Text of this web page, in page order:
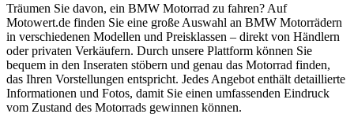
Träumen Sie davon, ein BMW Motorrad zu fahren? Auf
Motowert.de finden Sie eine große Auswahl an BMW Motorrädern
in verschiedenen Modellen und Preisklassen – direkt von Händlern
oder privaten Verkäufern. Durch unsere Plattform können Sie
bequem in den Inseraten stöbern und genau das Motorrad finden,
das Ihren Vorstellungen entspricht. Jedes Angebot enthält detaillierte
Informationen und Fotos, damit Sie einen umfassenden Eindruck
vom Zustand des Motorrads gewinnen können.